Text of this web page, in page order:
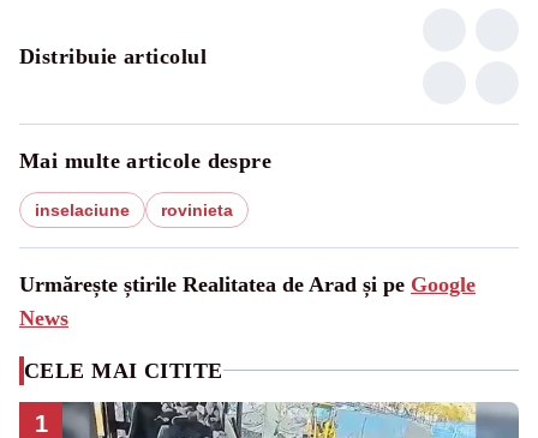
Distribuie articolul
Mai multe articole despre
inselaciune rovinieta
Urmărește știrile Realitatea de Arad și pe Google
News
CELE MAI CITITE
1